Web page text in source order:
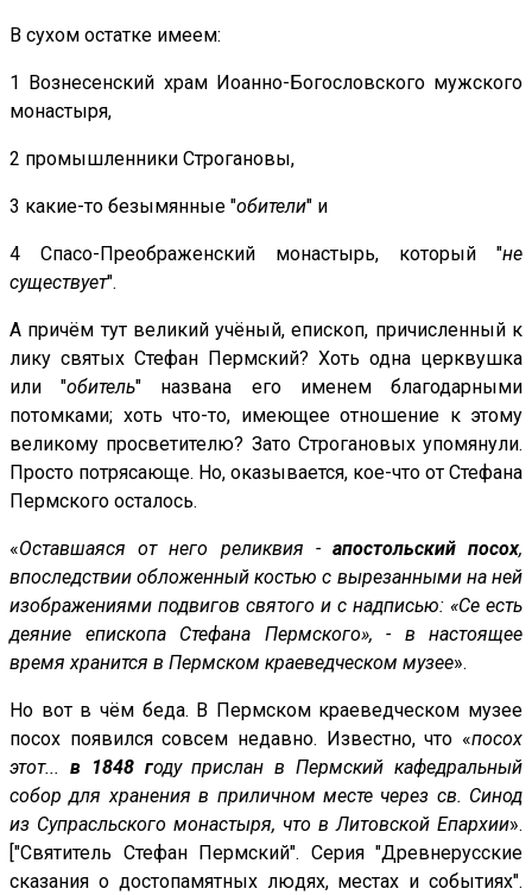
В сухом остатке имеем:
1 Вознесенский храм Иоанно-Богословского мужского
монастыря,
2 промышленники Строгановы,
3 какие-то безымянные "обители" и
4 Спасо-Преображенский монастырь, который "не
существует".
А причём тут великий учёный, епископ, причисленный к
лику святых Стефан Пермский? Хоть одна церквушка
или "обитель" названа его именем благодарными
потомками; хоть что-то, имеющее отношение к этому
великому просветителю? Зато Строгановых упомянули.
Просто потрясающе. Но, оказывается, кое-что от Стефана
Пермского осталось.
«Оставшаяся от него реликвия - апостольский посох,
впоследствии обложенный костью с вырезанными на ней
изображениями подвигов святого и с надписью: «Се есть
деяние епископа Стефана Пермского», - в настоящее
время хранится в Пермском краеведческом музее».
Но вот в чём беда. В Пермском краеведческом музее
посох появился совсем недавно. Известно, что «посох
этот... в 1848 году прислан в Пермский кафедральный
собор для хранения в приличном месте через св. Синод
из Супрасльского монастыря, что в Литовской Епархии».
["Cвятитель Стефан Пермский". Серия "Древнерусские
сказания о достопамятных людях, местах и событиях".